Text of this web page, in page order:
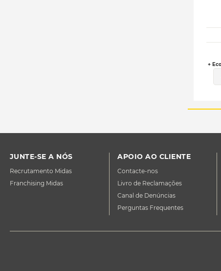
+
JUNTE-SE A NÓS
Recrutamento Midas
Franchising Midas
APOIO AO CLIENTE
Contacte-nos
Livro de Reclamações
Canal de Denúncias
Perguntas Frequentes